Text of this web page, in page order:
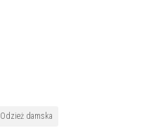
Odzież damska